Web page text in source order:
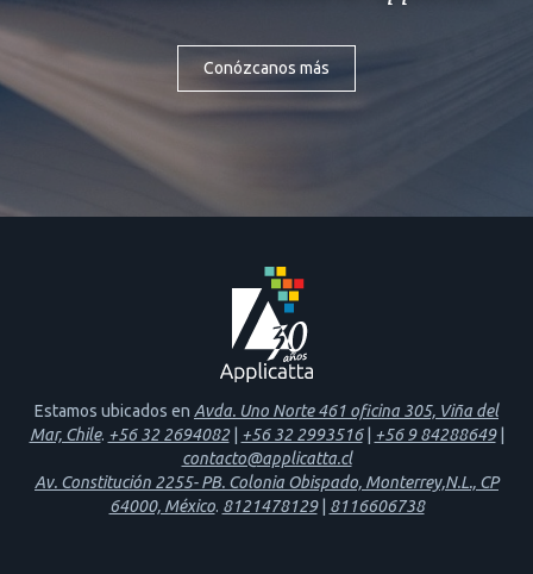
Conózcanos más
Estamos ubicados en Avda. Uno Norte 461 oficina 305, Viña del
Mar, Chile. +56 32 2694082| +56 32 2993516| +56 9 84288649|
contacto@applicatta.cl
Av. Constitución 2255- PB. Colonia Obispado, Monterrey,N.L., CP
64000, México. 8121478129| 8116606738